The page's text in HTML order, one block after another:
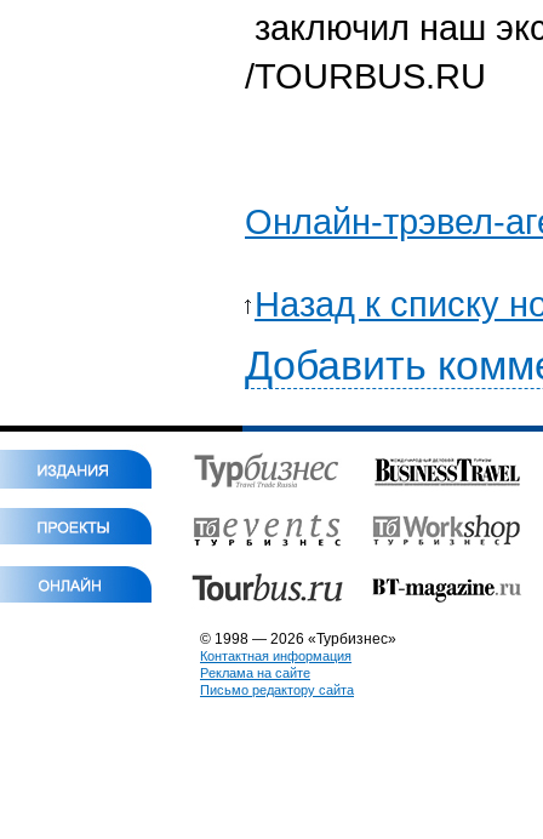
заключил наш
/TOURBUS.RU
Онлайн-трэвел-
Назад к списку
Добавить
© 1998 — 2026 «Турбизнес»
Контактная информация
Реклама на сайте
Письмо редактору сайта